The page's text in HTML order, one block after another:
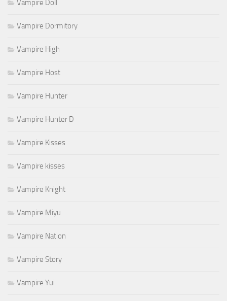
Vampire Doll
Vampire Dormitory
Vampire High
Vampire Host
Vampire Hunter
Vampire Hunter D
Vampire Kisses
Vampire kisses
Vampire Knight
Vampire Miyu
Vampire Nation
Vampire Story
Vampire Yui